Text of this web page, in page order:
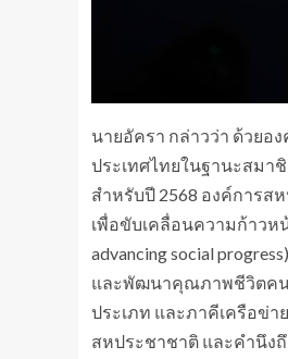
นายอัครา กล่าวว่า ด้วยอ
ประเทศไทยในฐานะสมา
สำหรับปี 2568 องค์การส
เพื่อขับเคลื่อนความก้าวห
advancing social
และพัฒนาคุณภาพชีวิตคน
ประเภท และภาคีเครือข่
สหประชาชาติ และคำนึง